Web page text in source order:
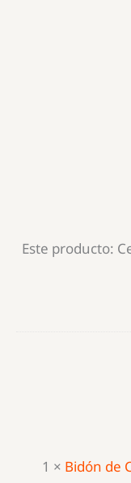
Este producto:
1 × Bidón de